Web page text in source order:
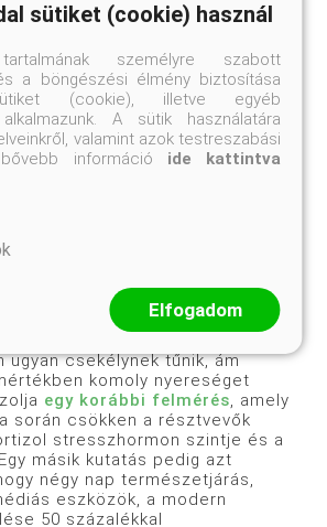
házasságukban,
a lakástípusukban változás
elváltak vagy családi
társasházba költöztek.
a zöldövezet
harmadannyival, a teljes
képest
amikor a városi
döntenek.”
parkosítási beruházások hatása
ugyan csekélynek tűnik, ám
komoly nyereséget
egy korábbi felmérés, amely
során csökken a résztvevők
stresszhormon szintje és a
másik kutatás pedig azt
négy nap természetjárás,
eszközök, a modern
50 százalékkal
sütiket (cookie) használ
személyre szabott
a böngészési élmény biztosítása
(cookie), illetve egyéb
A sütik használatára
valamint azok testreszabási
információ ide kattintva
Elfogadom